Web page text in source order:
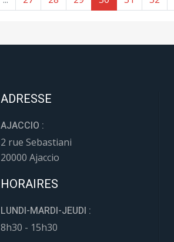
ADRESSE
AJACCIO :
2 rue Sebastiani
20000 Ajaccio
HORAIRES
LUNDI-MARDI-JEUDI :
8h30 - 15h30